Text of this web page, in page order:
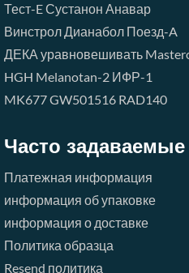
Тест-EСустанон Анавар
ВинстролДианабол Поезд-A
ДЕКА уравновешивать
HGH Melanotan-2 ИФР-1
MK677GW501516 RAD140
Часто
Платежная информация
информация об упаковке
информация о доставке
Политика образца
Resend политика